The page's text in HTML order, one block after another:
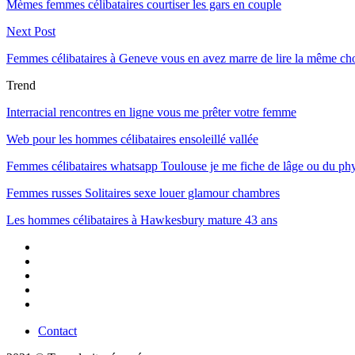
Mèmes femmes célibataires courtiser les gars en couple
Next Post
Femmes célibataires à Geneve vous en avez marre de lire la même
Trend
Interracial rencontres en ligne vous me prêter votre femme
Web pour les hommes célibataires ensoleillé vallée
Femmes célibataires whatsapp Toulouse je me fiche de lâge ou du
Femmes russes Solitaires sexe louer glamour chambres
Les hommes célibataires à Hawkesbury mature 43 ans
Contact